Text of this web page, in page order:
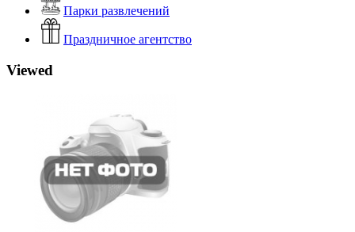
Парки развлечений
Праздничное агентство
Viewed